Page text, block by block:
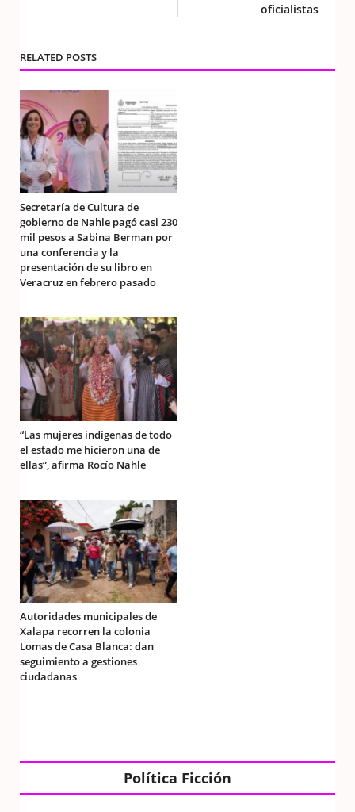
oficialistas
RELATED POSTS
Secretaría de Cultura de
gobierno de Nahle pagó casi 230
mil pesos a Sabina Berman por
una conferencia y la
presentación de su libro en
Veracruz en febrero pasado
“Las mujeres indígenas de todo
el estado me hicieron una de
ellas”, afirma Rocío Nahle
Autoridades municipales de
Xalapa recorren la colonia
Lomas de Casa Blanca: dan
seguimiento a gestiones
ciudadanas
Política Ficción